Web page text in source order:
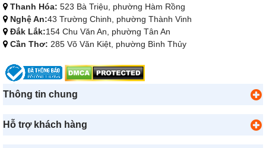
Thanh Hóa: 523 Bà Triệu, phường Hàm Rồng
Nghệ An:43 Trường Chinh, phường Thành Vinh
Đắk Lắk:154 Chu Văn An, phường Tân An
Cần Thơ: 285 Võ Văn Kiệt, phường Bình Thủy
Thông tin chung
Hỗ trợ khách hàng